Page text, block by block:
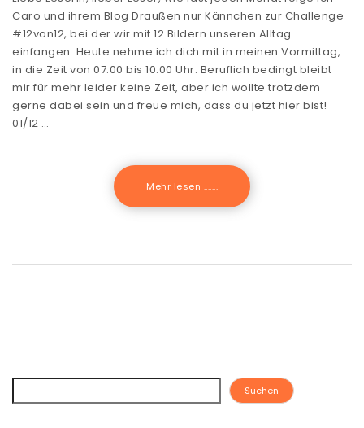
Caro und ihrem Blog Draußen nur Kännchen zur Challenge
#12von12, bei der wir mit 12 Bildern unseren Alltag
einfangen. Heute nehme ich dich mit in meinen Vormittag,
in die Zeit von 07:00 bis 10:00 Uhr. Beruflich bedingt bleibt
mir für mehr leider keine Zeit, aber ich wollte trotzdem
gerne dabei sein und freue mich, dass du jetzt hier bist!
01/12 …
Mehr lesen .......
Suchen